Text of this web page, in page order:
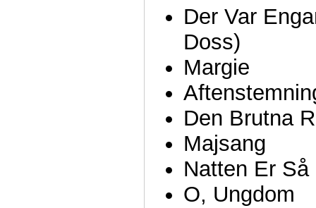
Der Var
Doss)
Margie
Den Brutna
Majsang
Natten Er Så
O, Ungdom